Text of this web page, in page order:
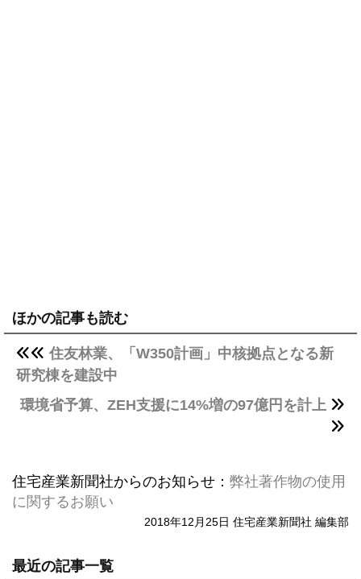
ほかの記事も読む
住友林業、「W350計画」中核拠点となる新
研究棟を建設中
環境省予算、ZEH支援に14%増の97億円を計上
住宅産業新聞社からのお知らせ： 弊社著作物の使用
に関するお願い
2018年12月25日 住宅産業新聞社 編集部
最近の記事一覧